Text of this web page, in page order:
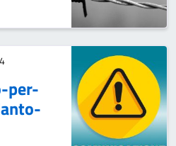
2025 - 27 GENNAIO}
per-